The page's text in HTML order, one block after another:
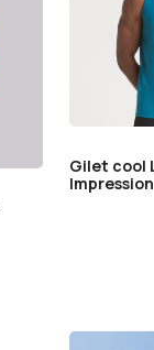
Gilet cool
Impression